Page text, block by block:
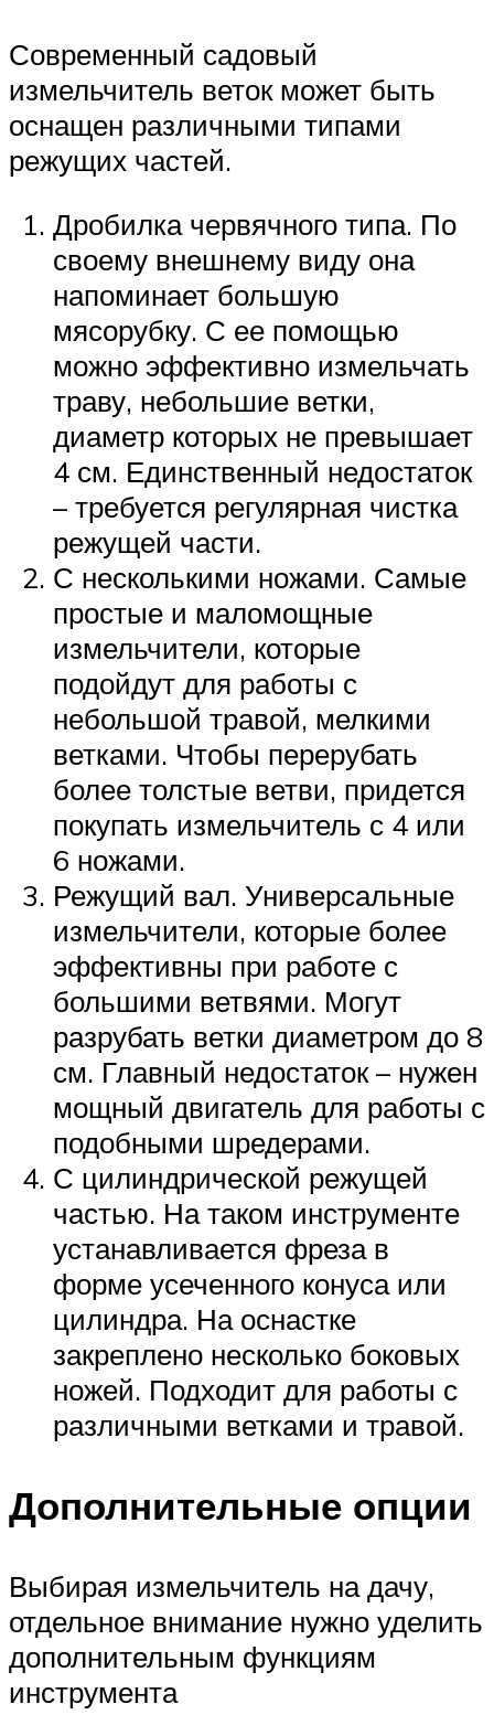
Современный садовый
измельчитель веток может быть
оснащен различными типами
режущих частей.
Дробилка червячного типа. По
своему внешнему виду она
напоминает большую
мясорубку. С ее помощью
можно эффективно измельчать
траву, небольшие ветки,
диаметр которых не превышает
4 см. Единственный недостаток
– требуется регулярная чистка
режущей части.
С несколькими ножами. Самые
простые и маломощные
измельчители, которые
подойдут для работы с
небольшой травой, мелкими
ветками. Чтобы перерубать
более толстые ветви, придется
покупать измельчитель с 4 или
6 ножами.
Режущий вал. Универсальные
измельчители, которые более
эффективны при работе с
большими ветвями. Могут
разрубать ветки диаметром до 8
см. Главный недостаток – нужен
мощный двигатель для работы с
подобными шредерами.
С цилиндрической режущей
частью. На таком инструменте
устанавливается фреза в
форме усеченного конуса или
цилиндра. На оснастке
закреплено несколько боковых
ножей. Подходит для работы с
различными ветками и травой.
Дополнительные опции
Выбирая измельчитель на дачу,
отдельное внимание нужно уделить
дополнительным функциям
инструмента